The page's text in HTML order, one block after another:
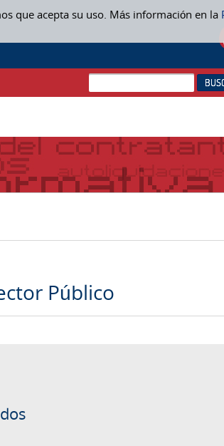
que acepta su uso. Más información en la
Público